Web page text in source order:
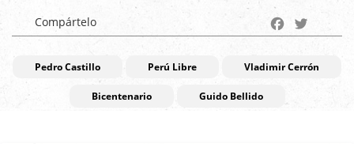
Compártelo Facebook
Pedro Castillo Perú Libre Vladimir Cerrón
Bicentenario Guido Bellido